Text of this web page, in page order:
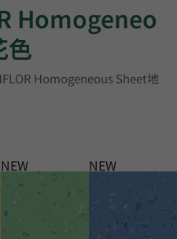
Homogeneo
色
Homogeneous Sheet地
NEW NEW